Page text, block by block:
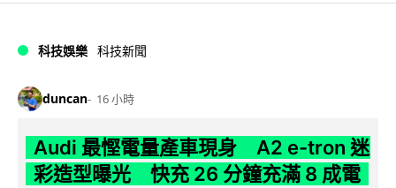
科技娛樂 科技新聞
duncan 16 小時
Audi 最慳電量產車現身 A2 e-tron 迷
彩造型曝光 快充 26 分鐘充滿 8 成電